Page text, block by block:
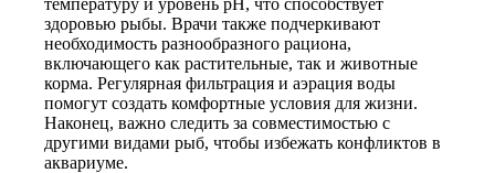
температуру и уровень pH, что способствует
здоровью рыбы. Врачи также подчеркивают
необходимость разнообразного рациона,
включающего как растительные, так и животные
корма. Регулярная фильтрация и аэрация воды
помогут создать комфортные условия для жизни.
Наконец, важно следить за совместимостью с
другими видами рыб, чтобы избежать конфликтов в
аквариуме.